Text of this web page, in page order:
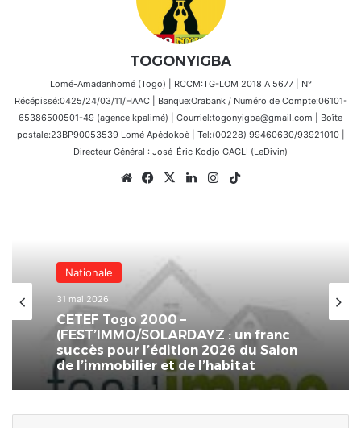
TOGONYIGBA
Lomé-Amadanhomé (Togo) | RCCM:TG-LOM 2018 A 5677 | N°
Récépissé:0425/24/03/11/HAAC | Banque:Orabank / Numéro de Compte:06101-
65386500501-49 (agence kpalimé) | Courriel:togonyigba@gmail.com | Boîte
postale:23BP90053539 Lomé Apédokoè | Tel:(00228) 99460630/93921010 |
Directeur Général : José-Éric Kodjo GAGLI (LeDivin)
WebsiteFacebook
X LinkedinInstagram
Nationale
31 mai 2026
CETEF Togo 2000 –
(FEST’IMMO/SOLARDAYZ : un franc
succès pour l’édition 2026 du Salon
de l’immobilier et de l’habitat